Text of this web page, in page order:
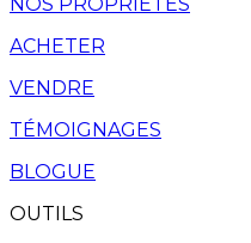
ACHETER
VENDRE
TÉMOIGNAGES
BLOGUE
OUTILS